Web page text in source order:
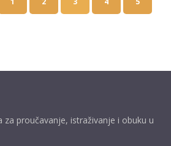
za proučavanje, istraživanje i obuku u